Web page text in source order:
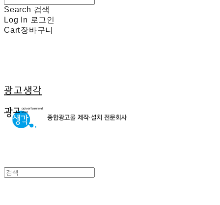
Search 검색
Log In 로그인
Cart장바구니
광고생각